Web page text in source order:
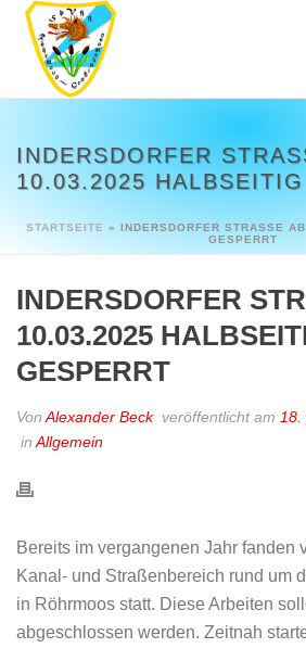
INDERSDORFER
0.03.2025 HALBSEITIG
STARTSEITE » INDERSDORFER STRASSE
ESPERRT
INDERSDORFER
0.03.2025
ESPERRT
Von Alexander Beck veröffentlicht am
in Allgemein
Bereits im vergangenen Jahr fanden
Kanal- und Straßenbereich rund um
in Röhrmoos statt. Diese Arbeiten
abgeschlossen werden. Zeitnah